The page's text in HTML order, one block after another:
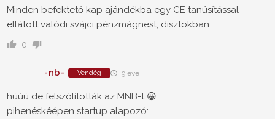
Minden befektető kap ajándékba egy CE tanúsítással
ellátott valódi svájci pénzmágnest, dísztokban.
0
-nb- Vendég 9 éve
húúú de felszólították az MNB-t 😀
pihenéskéépen startup alapozó: